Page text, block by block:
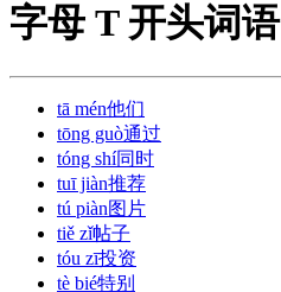
字母 T 开头词语
tā mén他们
tōng guò通过
tóng shí同时
tuī jiàn推荐
tú piàn图片
tiě zǐ帖子
tóu zī投资
tè bié特别